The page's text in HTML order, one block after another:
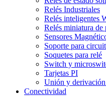
Relés Industriales
Relés inteligentes
Relés miniatura de
Sensores
Soporte para
Soquetes para relé
Switch y
Tarjetas PI
Unión y
Conectividad